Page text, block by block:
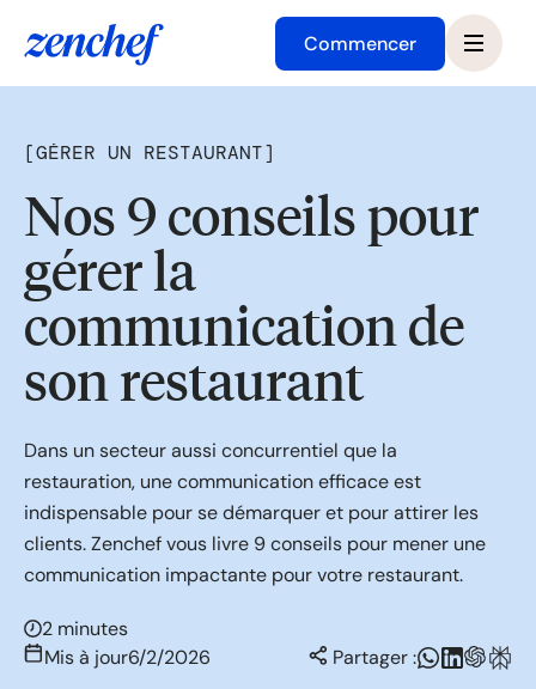
Commencer
[GÉRER UN RESTAURANT]
Nos 9 conseils pour
gérer la
communication de
son restaurant
Dans un secteur aussi concurrentiel que la
restauration, une communication efficace est
indispensable pour se démarquer et pour attirer les
clients. Zenchef vous livre 9 conseils pour mener une
communication impactante pour votre restaurant.
2 minutes
Mis à jour6/2/2026 Partager :